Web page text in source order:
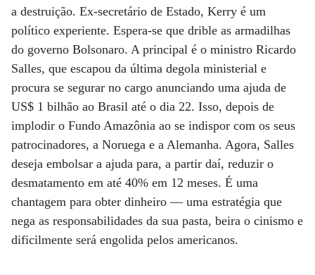
a destruição. Ex-secretário de Estado, Kerry é um
político experiente. Espera-se que drible as armadilhas
do governo Bolsonaro. A principal é o ministro Ricardo
Salles, que escapou da última degola ministerial e
procura se segurar no cargo anunciando uma ajuda de
US$ 1 bilhão ao Brasil até o dia 22. Isso, depois de
implodir o Fundo Amazônia ao se indispor com os seus
patrocinadores, a Noruega e a Alemanha. Agora, Salles
deseja embolsar a ajuda para, a partir daí, reduzir o
desmatamento em até 40% em 12 meses. É uma
chantagem para obter dinheiro — uma estratégia que
nega as responsabilidades da sua pasta, beira o cinismo e
dificilmente será engolida pelos americanos.